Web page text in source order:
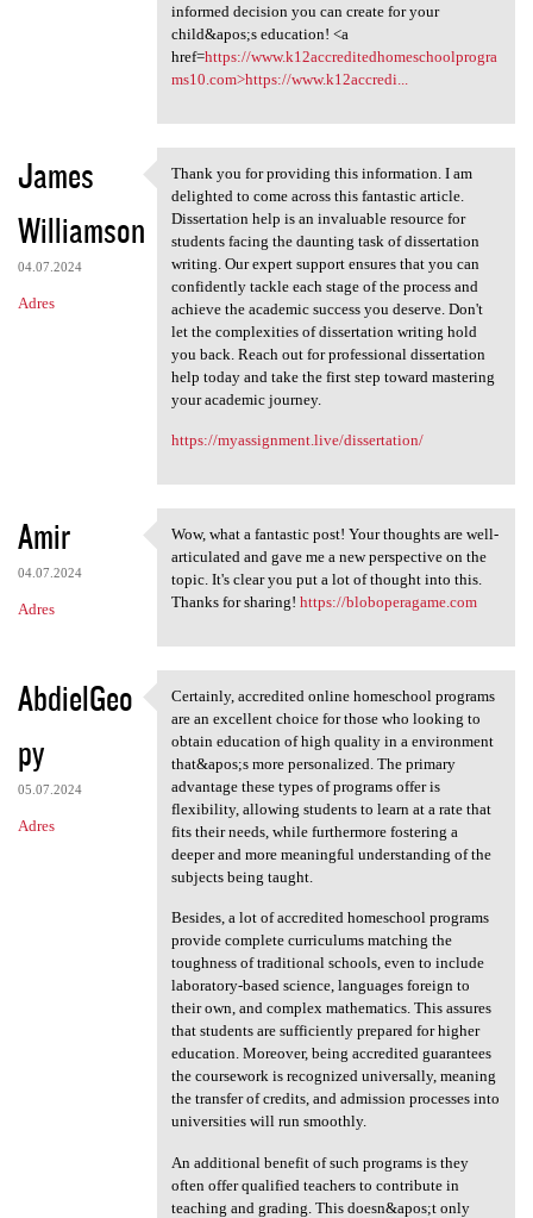
informed decision you can create for your
child&apos;s education! <a
href=https://www.k12accreditedhomeschoolprogra
ms10.com>https://www.k12accredi...
James
Williamson
04.07.2024
Adres
Thank you for providing this
Thank you for providing this information. I am
delighted to come across this fantastic article.
Dissertation help is an invaluable resource for
students facing the daunting task of dissertation
writing. Our expert support ensures that you can
confidently tackle each stage of the process and
achieve the academic success you deserve. Don't
let the complexities of dissertation writing hold
you back. Reach out for professional dissertation
help today and take the first step toward mastering
your academic journey.
https://myassignment.live/dissertation/
Amir
04.07.2024
Adres
Wow, what a fantastic post!
Wow, what a fantastic post! Your thoughts are well-
articulated and gave me a new perspective on the
topic. It's clear you put a lot of thought into this.
Thanks for sharing! https://bloboperagame.com
AbdielGeo
py
05.07.2024
Adres
Certainly, accredited online
Certainly, accredited online homeschool programs
are an excellent choice for those who looking to
obtain education of high quality in a environment
that&apos;s more personalized. The primary
advantage these types of programs offer is
flexibility, allowing students to learn at a rate that
fits their needs, while furthermore fostering a
deeper and more meaningful understanding of the
subjects being taught.
Besides, a lot of accredited homeschool programs
provide complete curriculums matching the
toughness of traditional schools, even to include
laboratory-based science, languages foreign to
their own, and complex mathematics. This assures
that students are sufficiently prepared for higher
education. Moreover, being accredited guarantees
the coursework is recognized universally, meaning
the transfer of credits, and admission processes into
universities will run smoothly.
An additional benefit of such programs is they
often offer qualified teachers to contribute in
teaching and grading. This doesn&apos;t only